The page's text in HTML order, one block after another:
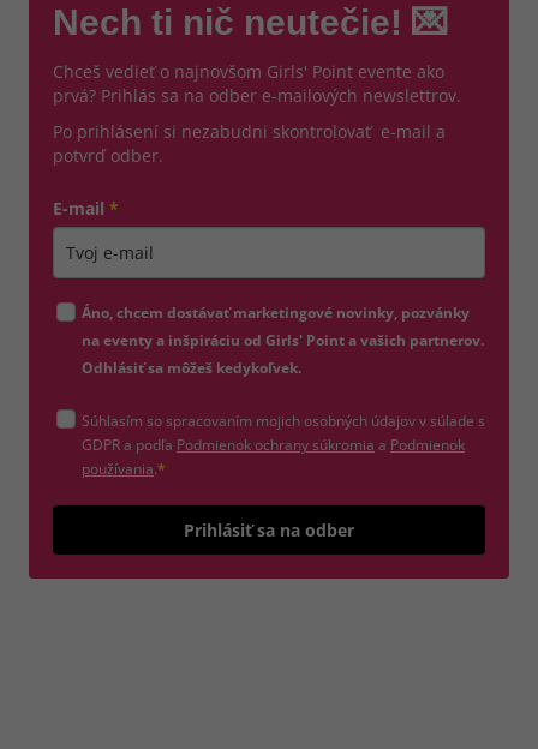
Nech ti nič neutečie! 💌
Chceš vedieť o najnovšom Girls' Point evente ako
prvá? Prihlás sa na odber e-mailových newslettrov.
Po prihlásení si nezabudni skontrolovať e-mail a
potvrď odber.
E-mail *
Áno, chcem dostávať marketingové novinky, pozvánky
na eventy a inšpiráciu od Girls' Point a vašich partnerov.
Odhlásiť sa môžeš kedykoľvek.
Súhlasím so spracovaním mojich osobných údajov v súlade s
GDPR a podľa Podmienok ochrany súkromia (otvorí sa v novom okne)
a Podmienok
používania(otvorí sa v novom okne)
.*
Prihlásiť sa na odber